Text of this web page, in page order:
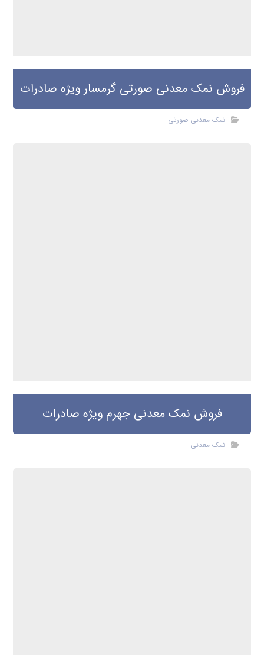
فروش نمک معدنی صورتی گرمسار ویژه صادرات
نمک معدنی صورتی
فروش نمک معدنی جهرم ویژه صادرات
نمک معدنی